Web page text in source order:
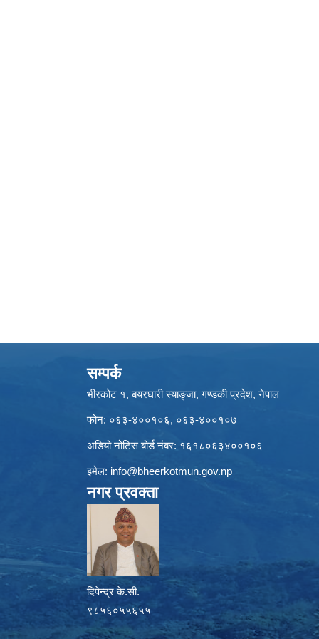
सम्पर्क
भीरकोट १, बयरघारी स्याङ्जा, गण्डकी प्रदेश, नेपाल
फोन: ०६३-४००१०६, ०६३-४००१०७
अडियो नोटिस बोर्ड नंबर: १६१८०६३४००१०६
इमेल: info@bheerkotmun.gov.np
नगर प्रवक्ता
दिपेन्द्र के.सी.
९८५६०५५६५५